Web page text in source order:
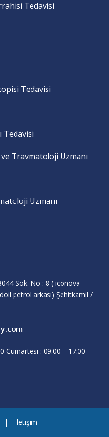
Tedavisi
Tedavisi
Tedavisi
Travmatoloji Uzmanı
Uzmanı
Sok. No : 8 ( iconova-
petrol arkası) Şehitkamil /
Cumartesi : 09:00 – 17:00
İletişim